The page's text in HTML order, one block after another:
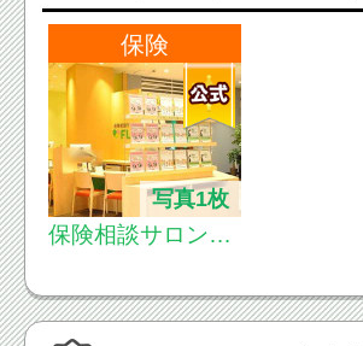
保険
写真1枚
保険相談サロンFL
店